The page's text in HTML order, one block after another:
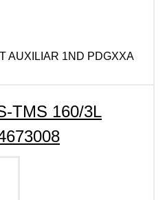
AUXILIAR 1ND PDGXXA
TMS 160/3L